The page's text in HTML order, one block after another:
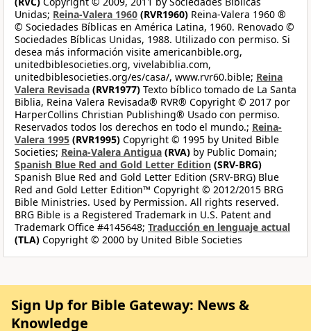
Unidas; Reina-Valera 1960 (RVR1960) Reina-Valera 1960 ®
© Sociedades Bíblicas en América Latina, 1960. Renovado ©
Sociedades Bíblicas Unidas, 1988. Utilizado con permiso. Si
desea más información visite americanbible.org,
unitedbiblesocieties.org, vivelabiblia.com,
unitedbiblesocieties.org/es/casa/, www.rvr60.bible; Reina
Valera Revisada (RVR1977) Texto bíblico tomado de La Santa
Biblia, Reina Valera Revisada® RVR® Copyright © 2017 por
HarperCollins Christian Publishing® Usado con permiso.
Reservados todos los derechos en todo el mundo.; Reina-
Valera 1995 (RVR1995) Copyright © 1995 by United Bible
Societies; Reina-Valera Antigua (RVA) by Public Domain;
Spanish Blue Red and Gold Letter Edition (SRV-BRG)
Spanish Blue Red and Gold Letter Edition (SRV-BRG) Blue
Red and Gold Letter Edition™ Copyright © 2012/2015 BRG
Bible Ministries. Used by Permission. All rights reserved.
BRG Bible is a Registered Trademark in U.S. Patent and
Trademark Office #4145648; Traducción en lenguaje actual
(TLA) Copyright © 2000 by United Bible Societies
Sign Up for Bible Gateway: News &
Knowledge